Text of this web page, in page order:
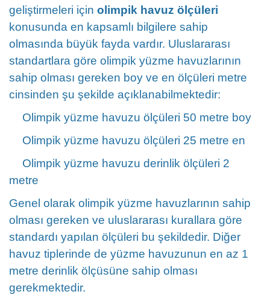
geliştirmeleri için olimpik havuz ölçüleri
konusunda en kapsamlı bilgilere sahip
olmasında büyük fayda vardır. Uluslararası
standartlara göre olimpik yüzme havuzlarının
sahip olması gereken boy ve en ölçüleri metre
cinsinden şu şekilde açıklanabilmektedir:
Olimpik yüzme havuzu ölçüleri 50 metre boy
Olimpik yüzme havuzu ölçüleri 25 metre en
Olimpik yüzme havuzu derinlik ölçüleri 2
metre
Genel olarak olimpik yüzme havuzlarının sahip
olması gereken ve uluslararası kurallara göre
standardı yapılan ölçüleri bu şekildedir. Diğer
havuz tiplerinde de yüzme havuzunun en az 1
metre derinlik ölçüsüne sahip olması
gerekmektedir.